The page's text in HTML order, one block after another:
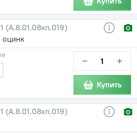
(А.8.01.08кп.019)
оцинк
− +
Купить
(А.8.01.08кп.019)